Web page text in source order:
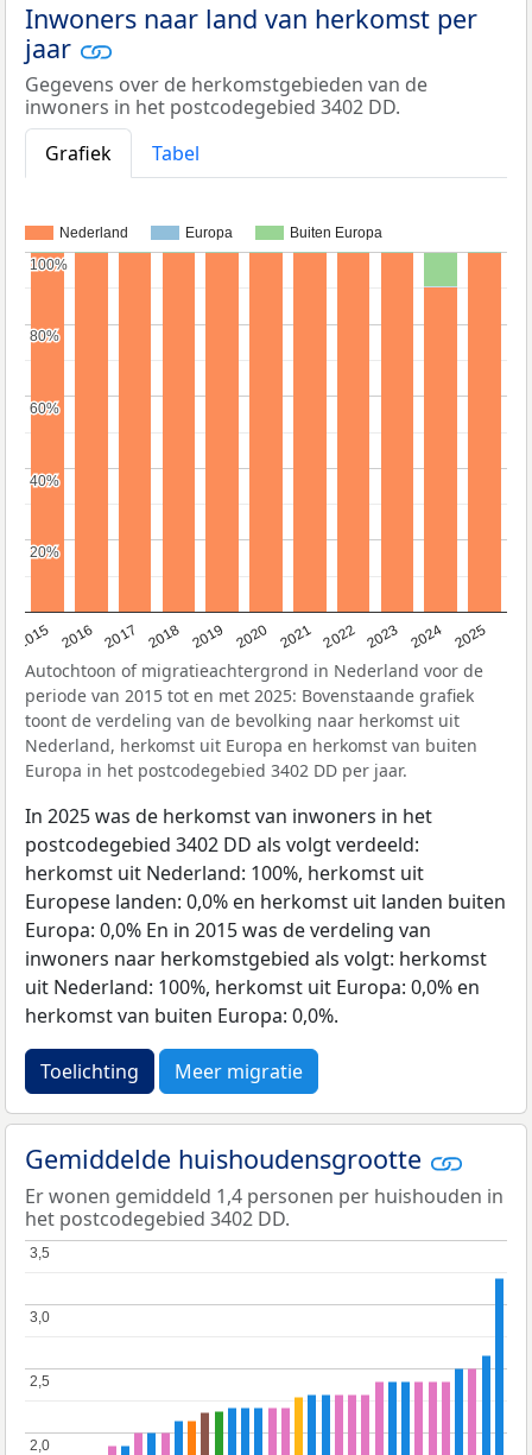
Inwoners naar land van herkomst per
jaar
Gegevens over de herkomstgebieden van de
inwoners in het postcodegebied 3402 DD.
Grafiek
Tabel
Nederland Europa Buiten Europa
2015 2016 2017 2018 2019 2020 2021 2022 2023 2024 2025
20%
20%
40%
40%
60%
60%
80%
80%
100%
100%
Autochtoon of migratieachtergrond in Nederland voor de
periode van 2015 tot en met 2025: Bovenstaande grafiek
toont de verdeling van de bevolking naar herkomst uit
Nederland, herkomst uit Europa en herkomst van buiten
Europa in het postcodegebied 3402 DD per jaar.
In 2025 was de herkomst van inwoners in het
postcodegebied 3402 DD als volgt verdeeld:
herkomst uit Nederland: 100%, herkomst uit
Europese landen: 0,0% en herkomst uit landen buiten
Europa: 0,0% En in 2015 was de verdeling van
inwoners naar herkomstgebied als volgt: herkomst
uit Nederland: 100%, herkomst uit Europa: 0,0% en
herkomst van buiten Europa: 0,0%.
Toelichting Meer migratie
Gemiddelde huishoudensgrootte
Er wonen gemiddeld 1,4 personen per huishouden in
het postcodegebied 3402 DD.
2,0
2,0
2,5
2,5
3,0
3,0
3,5
3,5